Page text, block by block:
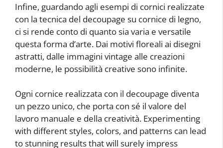
Infine, guardando agli esempi di cornici realizzate
con la tecnica del decoupage su cornice di legno,
ci si rende conto di quanto sia varia e versatile
questa forma d’arte. Dai motivi floreali ai disegni
astratti, dalle immagini vintage alle creazioni
moderne, le possibilità creative sono infinite.
Ogni cornice realizzata con il decoupage diventa
un pezzo unico, che porta con sé il valore del
lavoro manuale e della creatività. Experimenting
with different styles, colors, and patterns can lead
to stunning results that will surely impress